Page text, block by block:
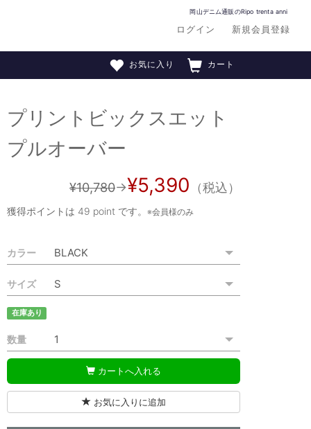
岡山デニム通販のRipo trenta anni
ログイン 新規会員登録
カート
お気に入り
プリントビックスエット
プルオーバー
¥10,780→¥5,390 （税込）
獲得ポイントは 49 point です。※会員様のみ
カラー
サイズ
在庫あり
数量
カートへ入れる
お気に入りに追加